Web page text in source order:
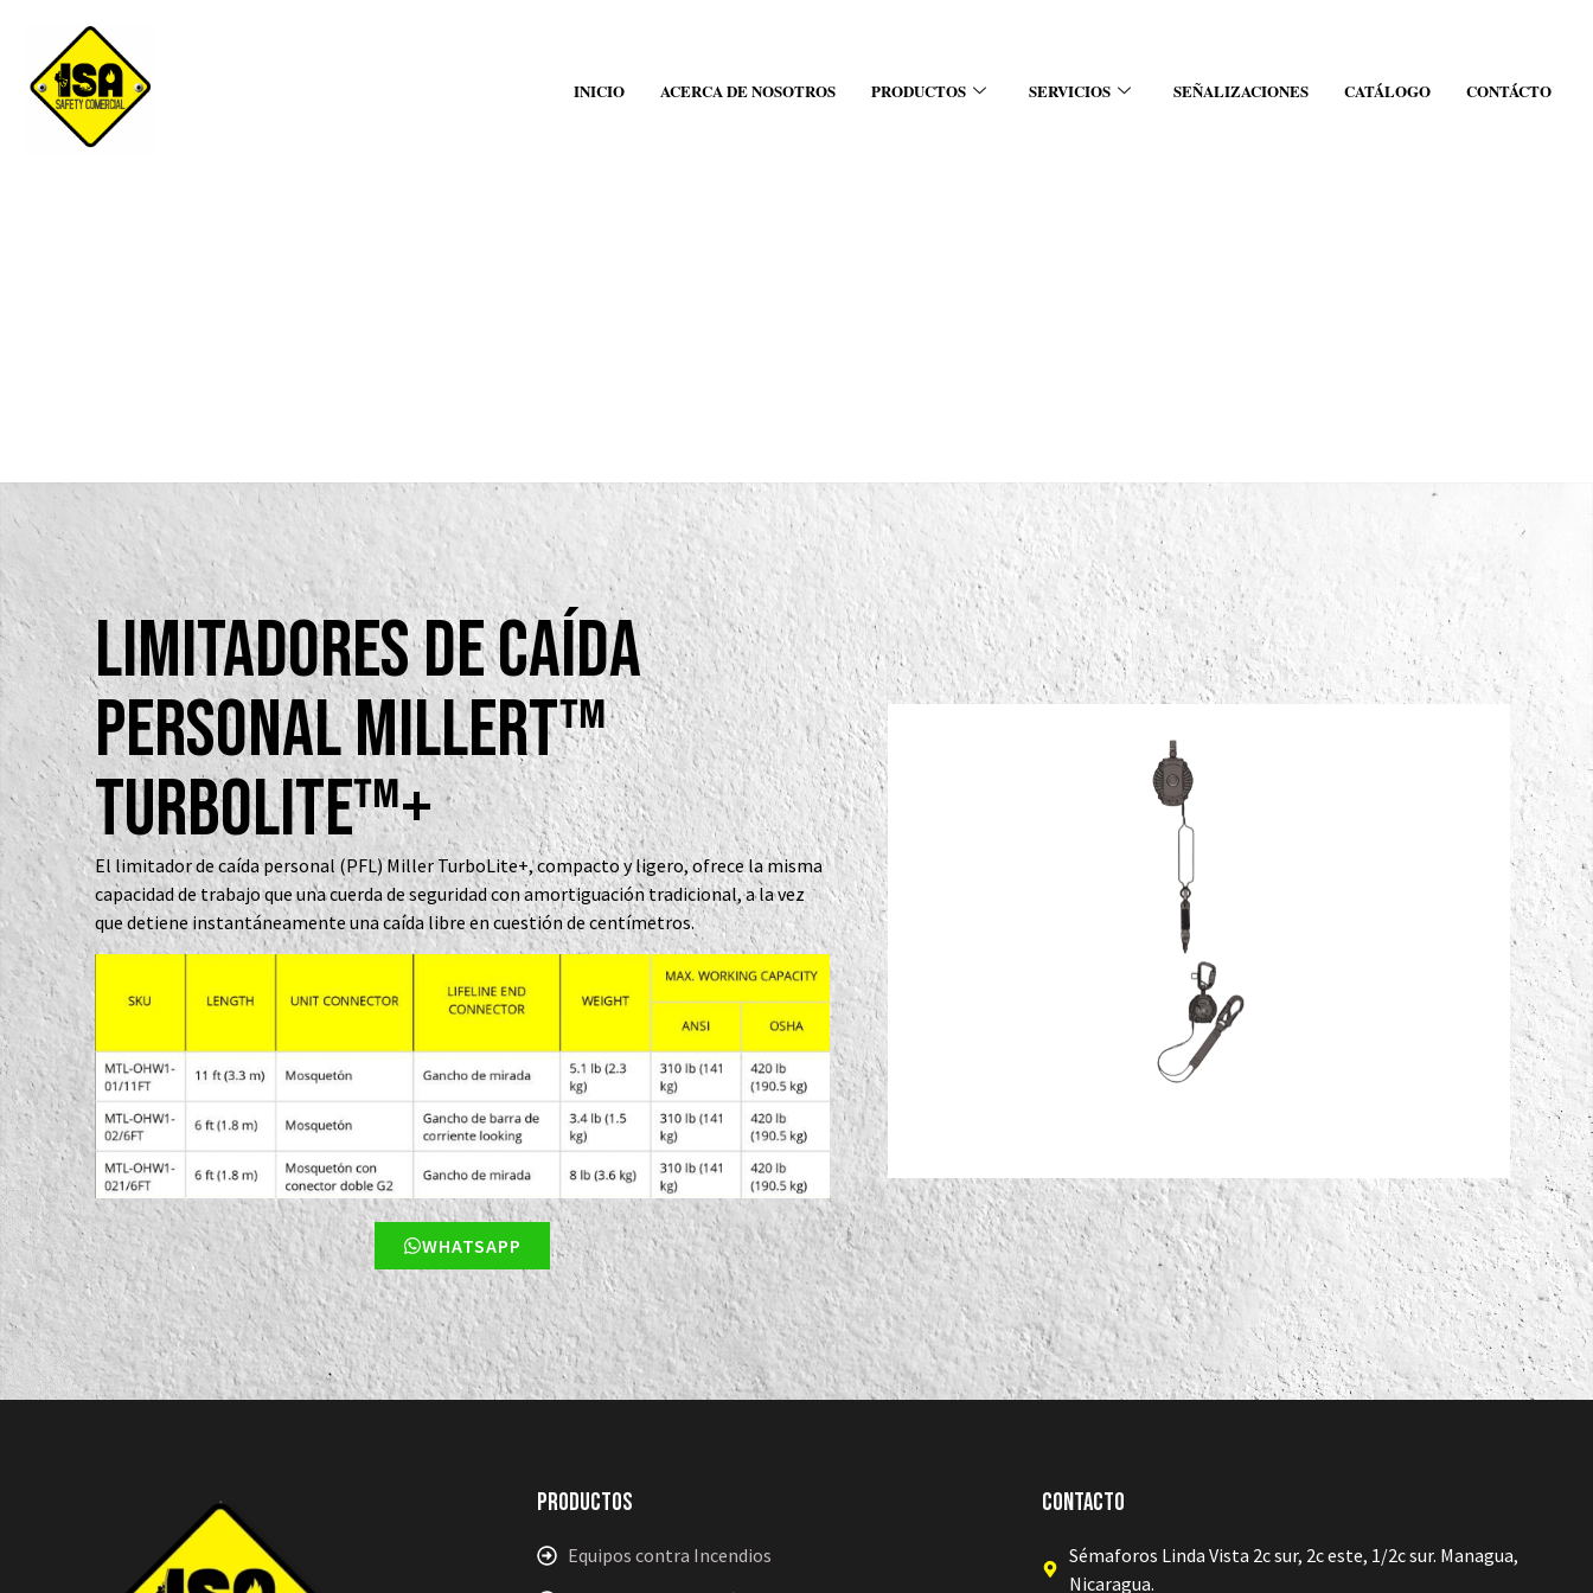
INICIO ACERCA DE NOSOTROS PRODUCTOS SERVICIOS SEÑALIZACIONES CATÁLOGO CONTÁCTO
Limitadores de Caída
Personal Millert™
TURBOLITE™+
El limitador de caída personal (PFL) Miller TurboLite+, compacto y ligero, ofrece la misma
capacidad de trabajo que una cuerda de seguridad con amortiguación tradicional, a la vez
que detiene instantáneamente una caída libre en cuestión de centímetros.
WHATSAPP
Productos
Equipos contra Incendios
Contacto
Sémaforos Linda Vista 2c sur, 2c este, 1/2c sur. Managua,
Nicaragua.